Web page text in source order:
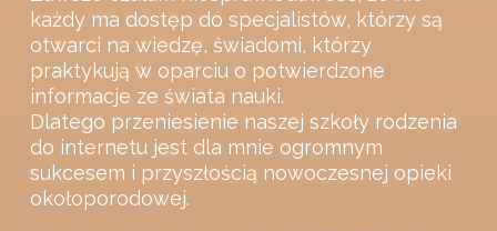
każdy ma dostęp do specjalistów, którzy są
otwarci na wiedzę, świadomi, którzy
praktykują w oparciu o potwierdzone
informacje ze świata nauki.
Dlatego przeniesienie naszej szkoły rodzenia
do internetu jest dla mnie ogromnym
sukcesem i przyszłością nowoczesnej opieki
okołoporodowej.